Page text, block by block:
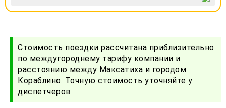
Стоимость поездки рассчитана приблизительно
по междугороднему тарифу компании и
расстоянию между Максатиха и городом
Кораблино. Точную стоимость уточняйте у
диспетчеров